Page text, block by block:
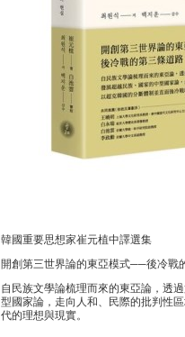
韓國重要思想家崔元植中譯選集
開創第三世界論的東亞模式──後冷戰
自民族文學論梳理而來的東亞論，透
型國家論，走向人和、民際的批判性
代的理想與現實。